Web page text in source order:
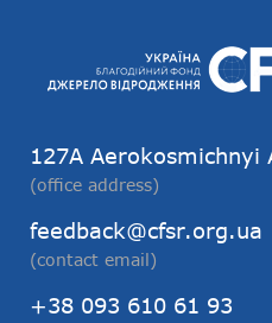
127А Aerokosmichnyi
(office address)
feedback@cfsr.org.ua
(contact email)
+38 093 610 61 93